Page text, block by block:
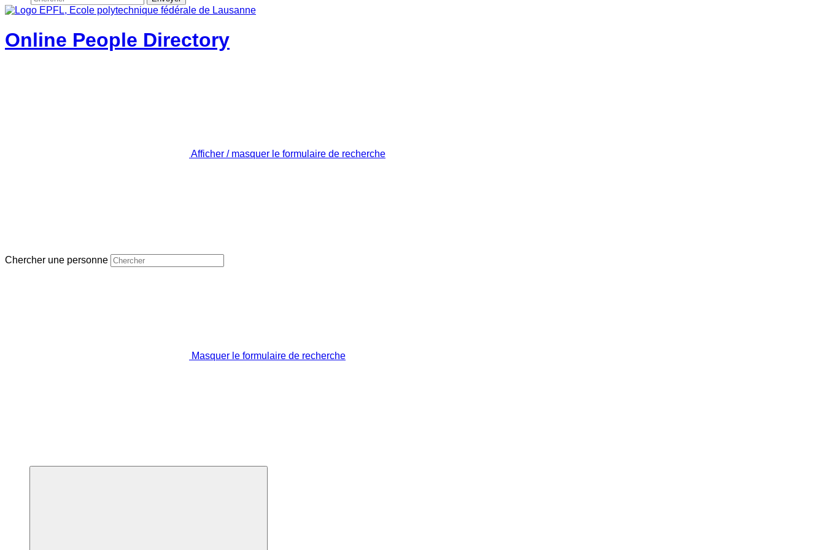
Online People Directory
Afficher / masquer le formulaire de recherche
Chercher une personne
Masquer le formulaire de recherche